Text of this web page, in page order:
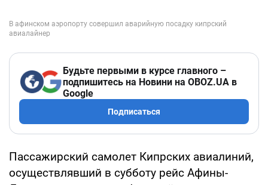
Будьте первыми в курсе главного –
подпишитесь на Новини на OBOZ.UA в
Google
Подписаться
Пассажирский самолет Кипрских авиалиний,
осуществлявший в субботу рейс Афины-